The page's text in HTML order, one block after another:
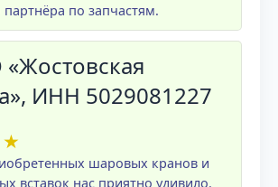
партнёра по запчастям.
ИНН 5029081227
★
шаровых кранов и
вставок нас приятно удивило.